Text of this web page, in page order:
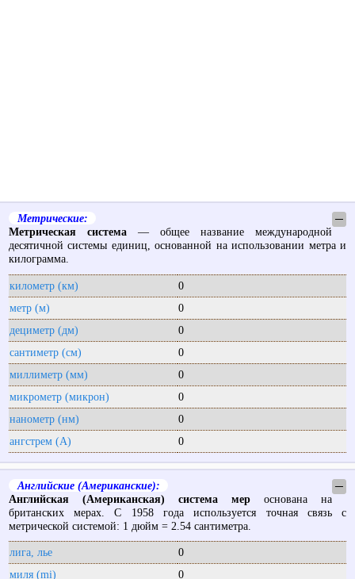
Метрические:
─
Метрическая система— общее название международной
десятичной системы единиц, основанной на использовании метра и
килограмма.
километр (км)
0
метр (м)
0
дециметр (дм)
0
сантиметр (см)
0
миллиметр (мм)
0
микрометр (микрон)
0
нанометр (нм)
0
ангстрем (А)
0
Английские (Американские):
─
Английская (Американская) система мер основана на
британских мерах. С 1958 года используется точная связь с
метрической системой: 1 дюйм = 2.54 сантиметра.
лига, лье
0
миля (mi)
0